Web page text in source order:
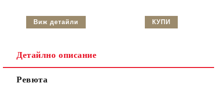
Виж детайли
Детайлно описание
Ревюта